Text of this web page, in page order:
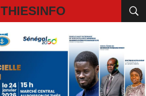
THIESINFO